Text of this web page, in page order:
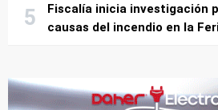
Fiscalía inicia investigación
causas del incendio en la